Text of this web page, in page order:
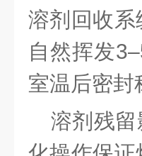
溶剂回收
自然挥发
室温后密封
溶剂残